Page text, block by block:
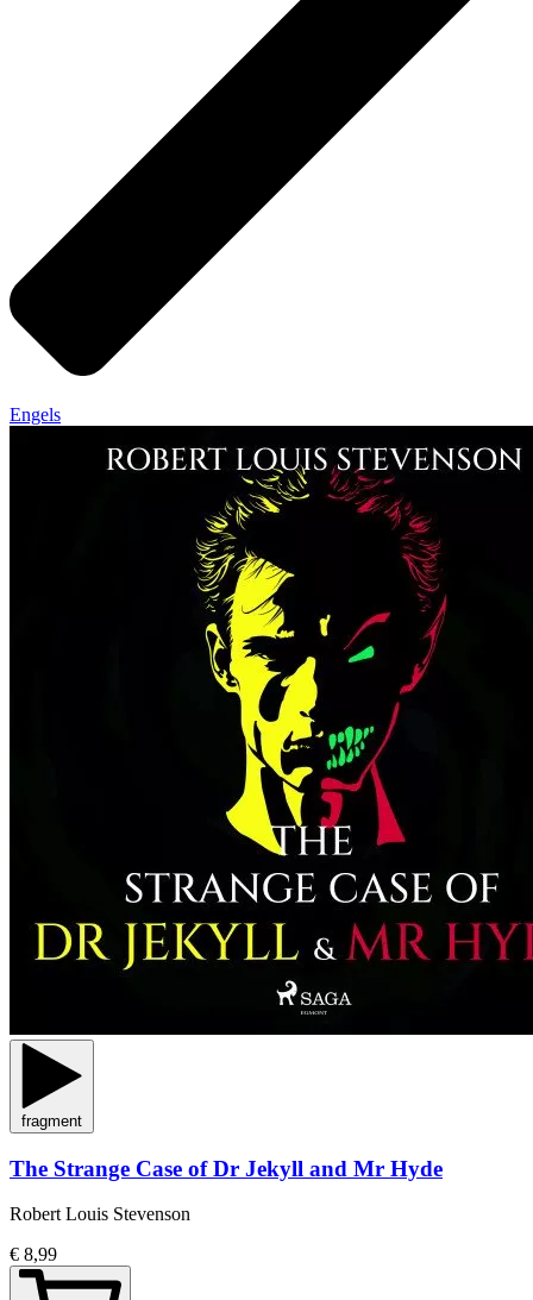
Engels
fragment
The Strange Case of Dr Jekyll and Mr Hyde
Robert Louis Stevenson
€ 8,99